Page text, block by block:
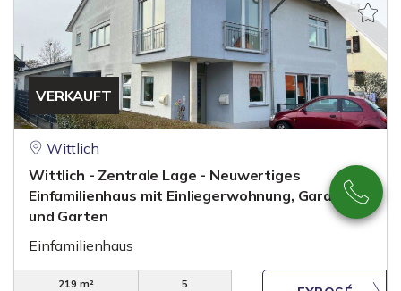
VERKAUFT
Wittlich
Wittlich - Zentrale Lage - Neuwertiges
Einfamilienhaus mit Einliegerwohnung, Garage
und Garten
Einfamilienhaus
219 m² 5